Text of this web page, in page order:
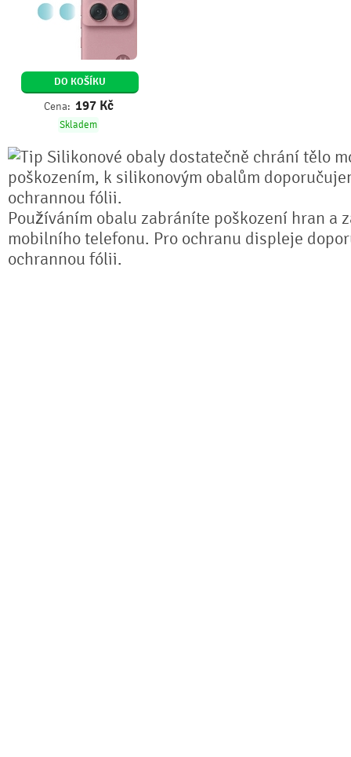
DO KOŠÍKU
Cena: 197 Kč
Skladem
Silikonové obaly dostatečně chrání tělo
poškozením, k silikonovým obalům
ochrannou fólii.
Používáním obalu zabráníte poškození hran a
mobilního telefonu. Pro ochranu displeje
ochrannou fólii.